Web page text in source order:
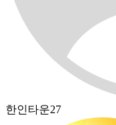
한인타운27